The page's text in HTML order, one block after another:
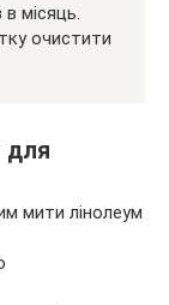
місяць.
очистити
для